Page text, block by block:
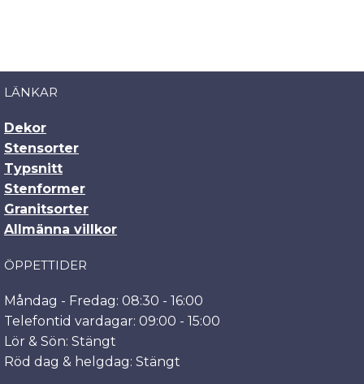
LÄNKAR
Dekor
Stensorter
Typsnitt
Stenformer
Granitsorter
Allmänna villkor
ÖPPETTIDER
Måndag - Fredag: 08:30 - 16:00
Telefontid vardagar: 09:00 - 15:00
Lör & Sön: Stängt
Röd dag & helgdag: Stängt